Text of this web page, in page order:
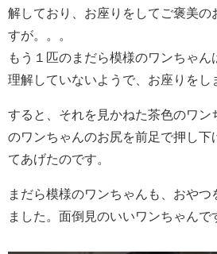
解しており、お座りをしてご褒美の
すが。。。
もう１匹のまだら模様のワンちゃん
理解していないようで、お座りをし
すると、それを見かねた茶色のワン
のワンちゃんのお尻を前足で押し下
てあげたのです。
まだら模様のワンちゃんも、おやつ
ました。面倒見のいいワンちゃんで